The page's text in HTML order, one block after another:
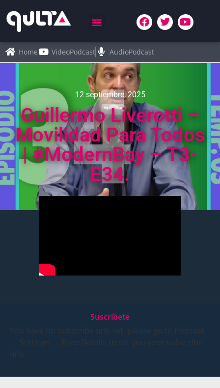
Home VideoPodcast AudioPodcast
12 septiembre, 2025
Guillermo Liverotti –
Movilidad Para Todos
| #ModernBay – T3-
E34.
Suscribete
You have no subscribe urls set, please go to Podcast
→ Settings → Feed Details to set you your subscribe
urls.